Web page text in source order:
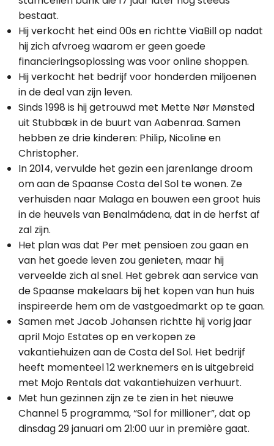
bestaat.
Hij verkocht het eind 00s en richtte ViaBill op nadat
hij zich afvroeg waarom er geen goede
financieringsoplossing was voor online shoppen.
Hij verkocht het bedrijf voor honderden miljoenen
in de deal van zijn leven.
Sinds 1998 is hij getrouwd met Mette Nør Mønsted
uit Stubbæk in de buurt van Aabenraa. Samen
hebben ze drie kinderen: Philip, Nicoline en
Christopher.
In 2014, vervulde het gezin een jarenlange droom
om aan de Spaanse Costa del Sol te wonen. Ze
verhuisden naar Malaga en bouwen een groot huis
in de heuvels van Benalmádena, dat in de herfst af
zal zijn.
Het plan was dat Per met pensioen zou gaan en
van het goede leven zou genieten, maar hij
verveelde zich al snel. Het gebrek aan service van
de Spaanse makelaars bij het kopen van hun huis
inspireerde hem om de vastgoedmarkt op te gaan.
Samen met Jacob Johansen richtte hij vorig jaar
april Mojo Estates op en verkopen ze
vakantiehuizen aan de Costa del Sol. Het bedrijf
heeft momenteel 12 werknemers en is uitgebreid
met Mojo Rentals dat vakantiehuizen verhuurt.
Met hun gezinnen zijn ze te zien in het nieuwe
Channel 5 programma, “Sol for millioner”, dat op
dinsdag 29 januari om 21:00 uur in première gaat.